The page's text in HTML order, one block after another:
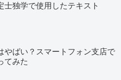
士独学で使用したテキスト
やばい？スマートフォン支店で
てみた